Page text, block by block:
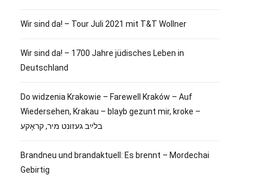
Wir sind da! – Tour Juli 2021 mit T&T Wollner
Wir sind da! – 1700 Jahre jüdisches Leben in
Deutschland
Do widzenia Krakowie – Farewell Kraków – Auf
Wiedersehen, Krakau – blayb gezunt mir, kroke –
בלײַב געזונט מיר, קראָקע
Brandneu und brandaktuell: Es brennt – Mordechai
Gebirtig